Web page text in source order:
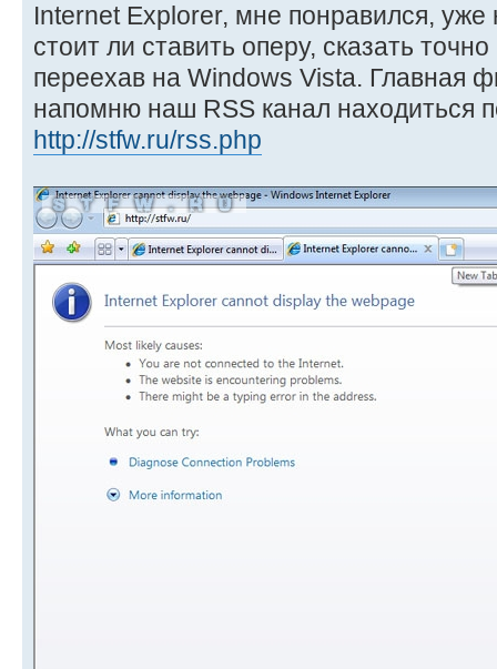
Internet Explorer, мне понравился,
стоит ли ставить оперу, сказать
переехав на Windows Vista. Главная
напомню наш RSS канал находиться
http://stfw.ru/rss.php